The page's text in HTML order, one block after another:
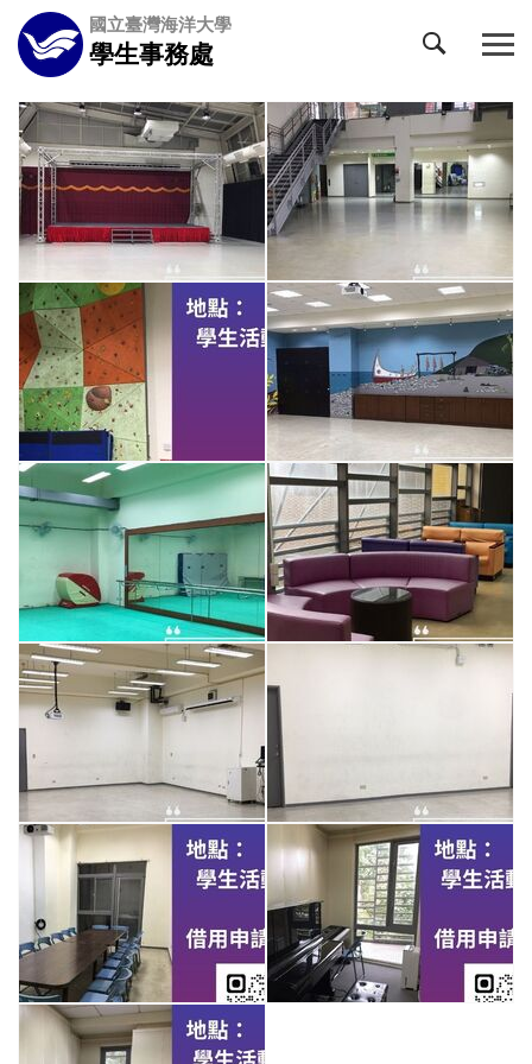
跳
到
主
內
容
區
國立臺灣海洋大學
學生事務處